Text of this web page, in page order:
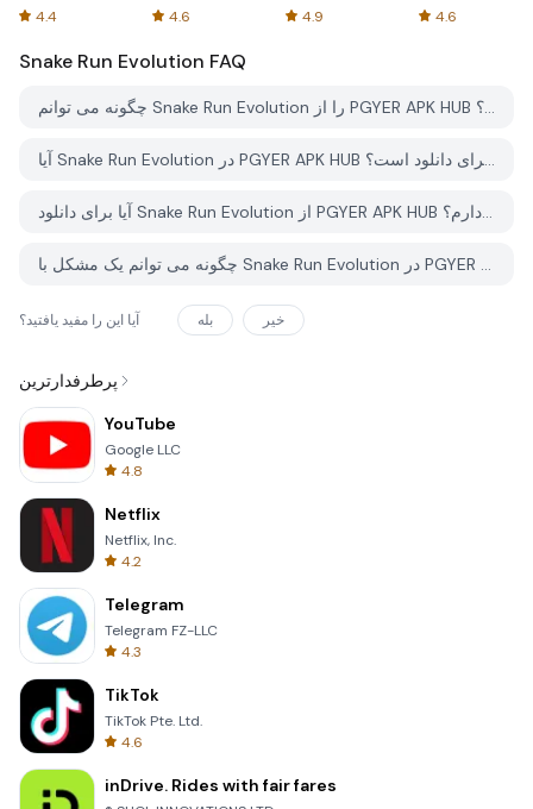
4.4
Spreadsheets
4.6 4.9
AFTVnews
4.6
Snake Run Evolution FAQ
چگونه می توانم Snake Run Evolution را از PGYER APK HUB دانلود کنم؟
آیا Snake Run Evolution در PGYER APK HUB رایگان برای دانلود است؟
آیا برای دانلود Snake Run Evolution از PGYER APK HUB نیاز به حساب کاربری دارم؟
چگونه می توانم یک مشکل با Snake Run Evolution در PGYER APK HUB گزارش دهم؟
آیا این را مفید یافتید؟ بله خیر
پرطرفدارترین
YouTube
Google LLC
4.8
Netflix
Netflix, Inc.
4.2
Telegram
Telegram FZ-LLC
4.3
TikTok
TikTok Pte. Ltd.
4.6
inDrive. Rides with fair fares